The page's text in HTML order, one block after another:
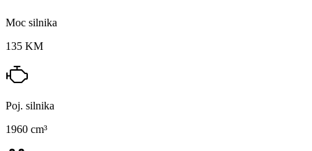
Moc silnika
135 KM
Poj. silnika
1960 cm³